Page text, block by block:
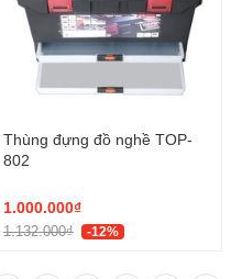
Thùng đựng đồ nghề TOP-
802
1.000.000₫
1.132.000₫ -12%